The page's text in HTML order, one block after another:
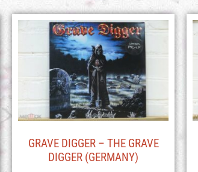
GRAVE DIGGER – THE GRAVE
DIGGER (GERMANY)